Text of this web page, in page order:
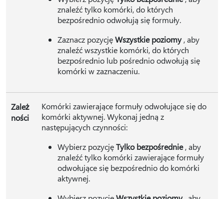
znaleźć tylko komórki, do których
bezpośrednio odwołują się formuły.
Zaznacz pozycjęWszystkie poziomy, aby
znaleźć wszystkie komórki, do których
bezpośrednio lub pośrednio odwołują się
komórki w zaznaczeniu.
Zależ
ności
Komórki zawierające formuły odwołujące się do
komórki aktywnej. Wykonaj jedną z
następujących czynności:
Wybierz pozycjęTylko bezpośrednie, aby
znaleźć tylko komórki zawierające formuły
odwołujące się bezpośrednio do komórki
aktywnej.